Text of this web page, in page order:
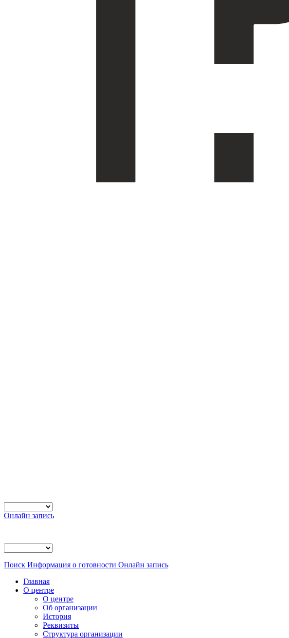
Онлайн запись
Поиск Информация о готовности Онлайн запись
Главная
О центре
О центре
Об организации
История
Реквизиты
Структура организации